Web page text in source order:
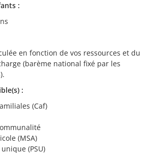
:
en fonction de vos ressources et du
(barème national fixé par les
:
(Caf)
(MSA)
(PSU)